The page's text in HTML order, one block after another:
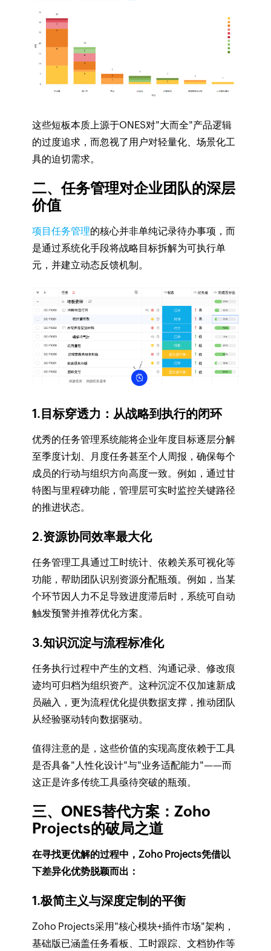
这些短板本质上源于ONES对"大而全"产品逻辑
的过度追求，而忽视了用户对轻量化、场景化工
具的迫切需求。
二、任务管理对企业团队的深层
价值
项目任务管理的核心并非单纯记录待办事项，而
是通过系统化手段将战略目标拆解为可执行单
元，并建立动态反馈机制。
1.目标穿透力：从战略到执行的闭环
优秀的任务管理系统能将企业年度目标逐层分解
至季度计划、月度任务甚至个人周报，确保每个
成员的行动与组织方向高度一致。例如，通过甘
特图与里程碑功能，管理层可实时监控关键路径
的推进状态。
2.资源协同效率最大化
任务管理工具通过工时统计、依赖关系可视化等
功能，帮助团队识别资源分配瓶颈。例如，当某
个环节因人力不足导致进度滞后时，系统可自动
触发预警并推荐优化方案。
3.知识沉淀与流程标准化
任务执行过程中产生的文档、沟通记录、修改痕
迹均可归档为组织资产。这种沉淀不仅加速新成
员融入，更为流程优化提供数据支撑，推动团队
从经验驱动转向数据驱动。
值得注意的是，这些价值的实现高度依赖于工具
是否具备"人性化设计"与"业务适配能力"——而
这正是许多传统工具亟待突破的瓶颈。
三、ONES替代方案：Zoho
Projects的破局之道
在寻找更优解的过程中，Zoho Projects凭借以
下差异化优势脱颖而出：
1.极简主义与深度定制的平衡
Zoho Projects采用"核心模块+插件市场"架构，
基础版已涵盖任务看板、工时跟踪、文档协作等